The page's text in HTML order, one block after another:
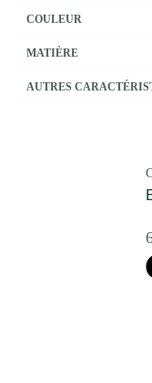
COULEUR
MATIÈRE
AUTRES